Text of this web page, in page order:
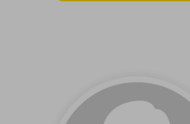
Orava kultuurimaja